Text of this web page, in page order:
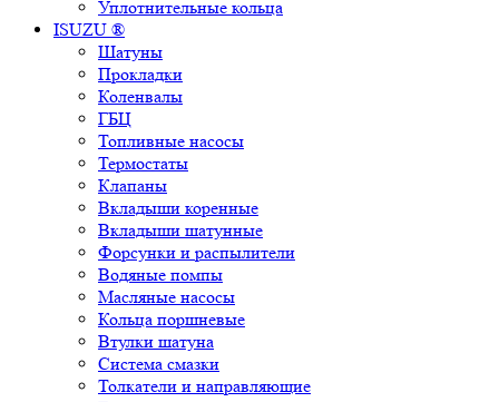
Уплотнительные кольца
ISUZU ®
Шатуны
Прокладки
Коленвалы
ГБЦ
Топливные насосы
Термостаты
Клапаны
Вкладыши коренные
Вкладыши шатунные
Форсунки и распылители
Водяные помпы
Масляные насосы
Кольца поршневые
Втулки шатуна
Система смазки
Толкатели и направляющие